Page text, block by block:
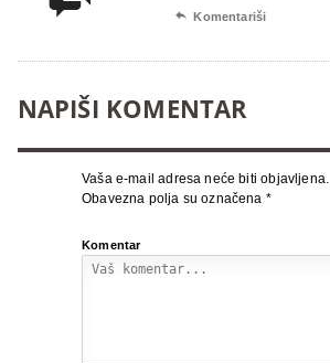
 Komentariši
NAPIŠI KOMENTAR
Vaša e-mail adresa neće biti objavljena.
Obavezna polja su označena *
Komentar